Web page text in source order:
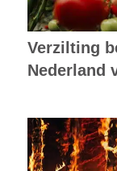
Verzilting
Nederland